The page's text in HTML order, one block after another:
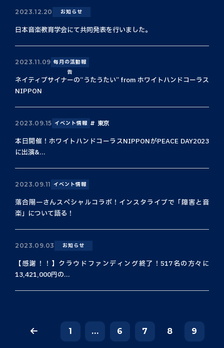
2023.12.20 お知らせ
日本音楽教育学会にて共同発表を行いました。
2023.11.09 毎月の活動報
告
ネイティブサイナーの“うたうたい” from ホワイトハンドコーラス
NIPPON
2023.09.15 イベント情報 東京
本日開催！ホワイトハンドコーラスNIPPONがPEACE DAY2023
に出演&...
2023.09.11 イベント情報
落合陽一さんスペシャルコラボ！インスタライブで「障害と音
楽」について語る！
2023.09.03 お知らせ
【感謝！！】クラウドファンディング終了！517名の方々に
13,421,000円の...
1 ... 6 7 8 9